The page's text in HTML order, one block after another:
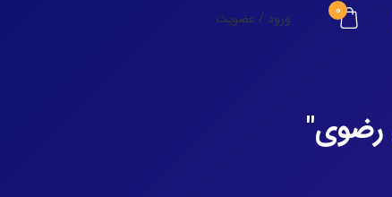
۰ ورود / عضویت
رضوی"